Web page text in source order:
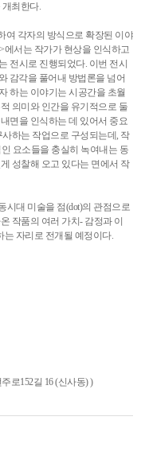
개최한다.
여 각자의 방식으로 확장된 이야
에서는 작가가 현상을 인식하고
전시로 진행되었다. 이번 전시
감각을 풀어내 방법론을 넘어
하는 이야기는 시공간을 초월
의미와 인간을 유기적으로 둘
면을 인식하는 데 있어서 중요
하는 작업으로 구성되는데, 작
요소들을 충실히 녹여내는 동
성찰해 오고 있다는 면에서 작
시대 미술을 점(dot)의 관점으로
작품의 여러 가치- 감정과 이
는 자리로 전개될 예정이다.
로152길 16 (신사동) )